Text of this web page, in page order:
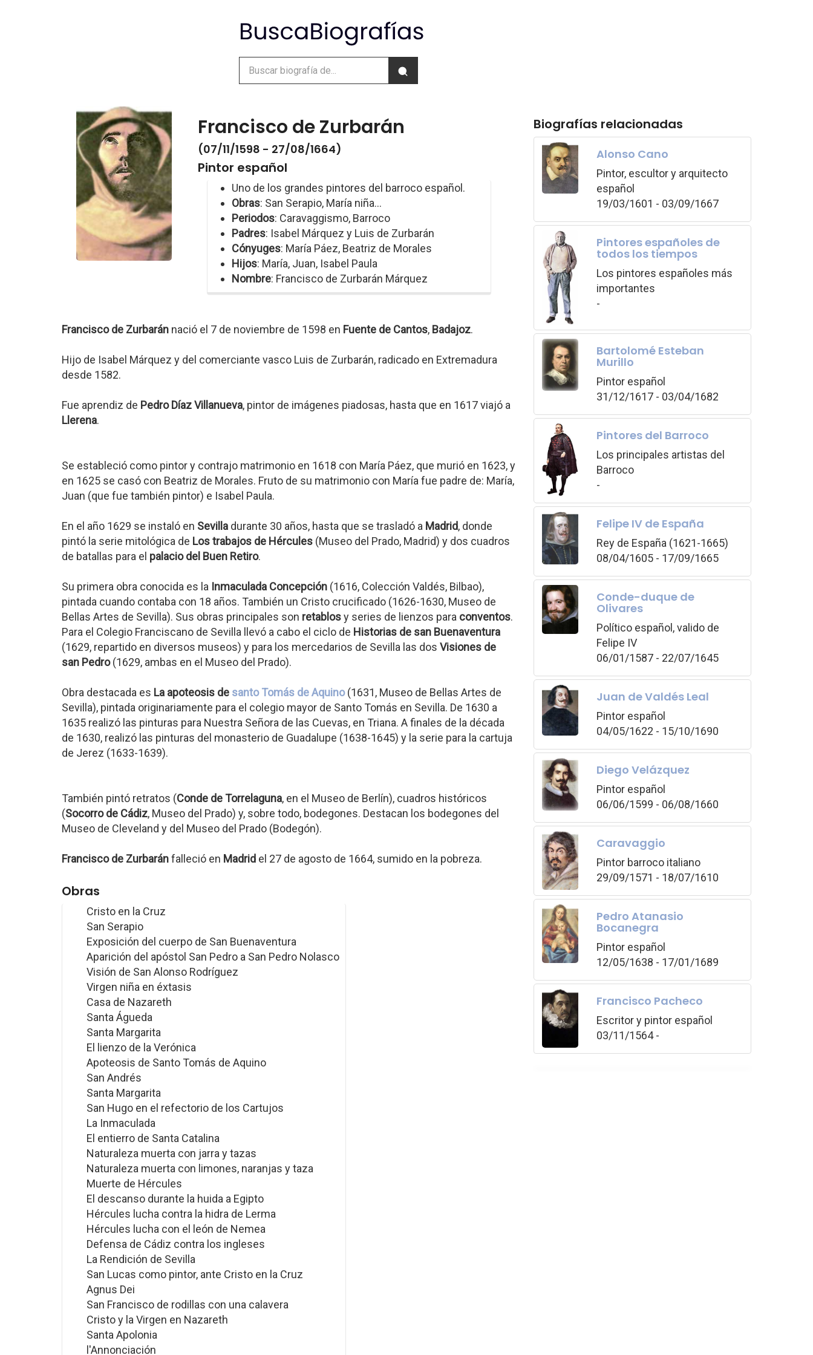
Francisco de Zurbarán
(07/11/1598 - 27/08/1664)
Pintor español
Uno de los grandes pintores del barroco español.
Obras: San Serapio, María niña...
Periodos: Caravaggismo, Barroco
Padres: Isabel Márquez y Luis de Zurbarán
Cónyuges: María Páez, Beatriz de Morales
Hijos: María, Juan, Isabel Paula
Nombre: Francisco de Zurbarán Márquez
Francisco de Zurbarán nació el 7 de noviembre de 1598 en Fuente de Cantos, Badajoz.
Hijo de Isabel Márquez y del comerciante vasco Luis de Zurbarán, radicado en Extremadura
desde 1582.
Fue aprendiz de Pedro Díaz Villanueva, pintor de imágenes piadosas, hasta que en 1617 viajó a
Llerena.
Se estableció como pintor y contrajo matrimonio en 1618 con María Páez, que murió en 1623, y
en 1625 se casó con Beatriz de Morales. Fruto de su matrimonio con María fue padre de: María,
Juan (que fue también pintor) e Isabel Paula.
En el año 1629 se instaló en Sevilla durante 30 años, hasta que se trasladó a Madrid, donde
pintó la serie mitológica de Los trabajos de Hércules (Museo del Prado, Madrid) y dos cuadros
de batallas para el palacio del Buen Retiro.
Su primera obra conocida es la Inmaculada Concepción (1616, Colección Valdés, Bilbao),
pintada cuando contaba con 18 años. También un Cristo crucificado (1626-1630, Museo de
Bellas Artes de Sevilla). Sus obras principales son retablosy series de lienzos para conventos.
Para el Colegio Franciscano de Sevilla llevó a cabo el ciclo de Historias de san Buenaventura
(1629, repartido en diversos museos) y para los mercedarios de Sevilla las dos Visiones de
san Pedro(1629, ambas en el Museo del Prado).
Obra destacada es La apoteosis de santo Tomás de Aquino(1631, Museo de Bellas Artes de
Sevilla), pintada originariamente para el colegio mayor de Santo Tomás en Sevilla. De 1630 a
1635 realizó las pinturas para Nuestra Señora de las Cuevas, en Triana. A finales de la década
de 1630, realizó las pinturas del monasterio de Guadalupe (1638-1645) y la serie para la cartuja
de Jerez (1633-1639).
También pintó retratos (Conde de Torrelaguna, en el Museo de Berlín), cuadros históricos
(Socorro de Cádiz, Museo del Prado) y, sobre todo, bodegones. Destacan los bodegones del
Museo de Cleveland y del Museo del Prado (Bodegón).
Francisco de Zurbaránfalleció en Madrid el 27 de agosto de 1664, sumido en la pobreza.
Obras
Cristo en la Cruz
San Serapio
Exposición del cuerpo de San Buenaventura
Aparición del apóstol San Pedro a San Pedro Nolasco
Visión de San Alonso Rodríguez
Virgen niña en éxtasis
Casa de Nazareth
Santa Águeda
Santa Margarita
El lienzo de la Verónica
Apoteosis de Santo Tomás de Aquino
San Andrés
Santa Margarita
San Hugo en el refectorio de los Cartujos
La Inmaculada
El entierro de Santa Catalina
Naturaleza muerta con jarra y tazas
Naturaleza muerta con limones, naranjas y taza
Muerte de Hércules
El descanso durante la huida a Egipto
Hércules lucha contra la hidra de Lerma
Hércules lucha con el león de Nemea
Defensa de Cádiz contra los ingleses
La Rendición de Sevilla
San Lucas como pintor, ante Cristo en la Cruz
Agnus Dei
San Francisco de rodillas con una calavera
Cristo y la Virgen en Nazareth
Santa Apolonia
l'Annonciación
Biografías relacionadas
Alonso Cano
Pintor, escultor y arquitecto
español
19/03/1601 - 03/09/1667
Pintores españoles de
todos los tiempos
Los pintores españoles más
importantes
-
Bartolomé Esteban
Murillo
Pintor español
31/12/1617 - 03/04/1682
Pintores del Barroco
Los principales artistas del
Barroco
-
Felipe IV de España
Rey de España (1621-1665)
08/04/1605 - 17/09/1665
Conde-duque de
Olivares
Político español, valido de
Felipe IV
06/01/1587 - 22/07/1645
Juan de Valdés Leal
Pintor español
04/05/1622 - 15/10/1690
Diego Velázquez
Pintor español
06/06/1599 - 06/08/1660
Caravaggio
Pintor barroco italiano
29/09/1571 - 18/07/1610
Pedro Atanasio
Bocanegra
Pintor español
12/05/1638 - 17/01/1689
Francisco Pacheco
Escritor y pintor español
03/11/1564 -